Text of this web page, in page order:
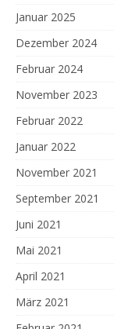
Januar 2025
Dezember 2024
Februar 2024
November 2023
Februar 2022
Januar 2022
November 2021
September 2021
Juni 2021
Mai 2021
April 2021
März 2021